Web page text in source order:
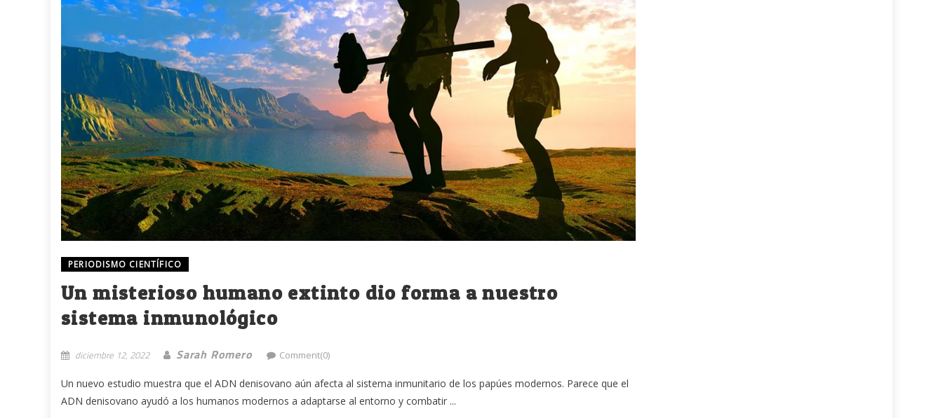
PERIODISMO CIENTÍFICO
Un misterioso humano extinto dio forma a nuestro
sistema inmunológico
diciembre 12, 2022 Sarah Romero Comment(0)
Un nuevo estudio muestra que el ADN denisovano aún afecta al sistema inmunitario de los papúes modernos. Parece que el
ADN denisovano ayudó a los humanos modernos a adaptarse al entorno y combatir ...